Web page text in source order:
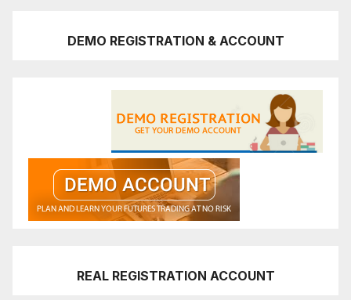
DEMO REGISTRATION & ACCOUNT
REAL REGISTRATION ACCOUNT